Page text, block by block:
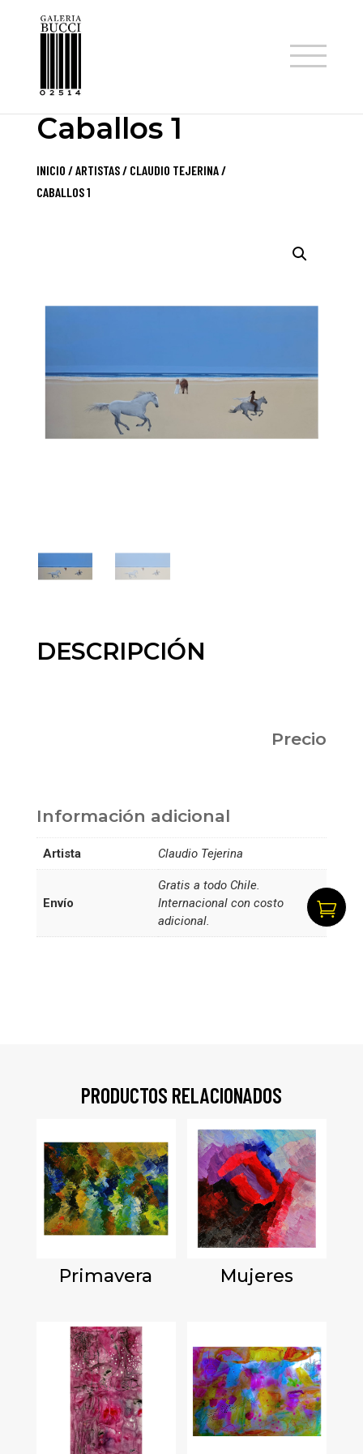
Caballos 1
INICIO /ARTISTAS/ CLAUDIO TEJERINA/
CABALLOS 1
DESCRIPCIÓN
Precio
Información adicional
Artista Claudio Tejerina
Envío
Gratis a todo Chile.
Internacional con costo
adicional.
PRODUCTOS RELACIONADOS
Primavera Mujeres
